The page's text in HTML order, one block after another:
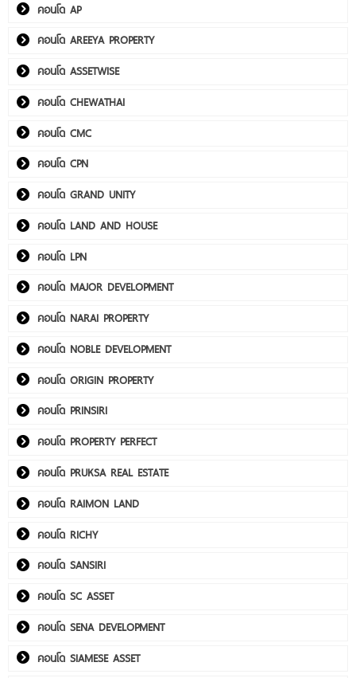
คอนโด AP
คอนโด AREEYA PROPERTY
คอนโด ASSETWISE
คอนโด CHEWATHAI
คอนโด CMC
คอนโด CPN
คอนโด GRAND UNITY
คอนโด LAND AND HOUSE
คอนโด LPN
คอนโด MAJOR DEVELOPMENT
คอนโด NARAI PROPERTY
คอนโด NOBLE DEVELOPMENT
คอนโด ORIGIN PROPERTY
คอนโด PRINSIRI
คอนโด PROPERTY PERFECT
คอนโด PRUKSA REAL ESTATE
คอนโด RAIMON LAND
คอนโด RICHY
คอนโด SANSIRI
คอนโด SC ASSET
คอนโด SENA DEVELOPMENT
คอนโด SIAMESE ASSET